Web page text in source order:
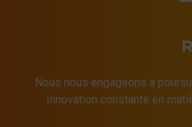
Nous nous engageons à
Innovation constante en